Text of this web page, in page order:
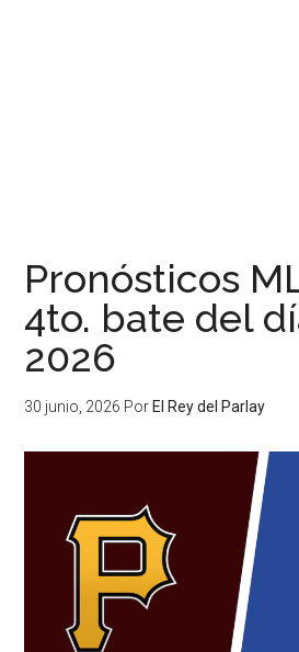
Pronósticos
4to. bate del
2026
30 junio, 2026 Por El Rey del Parlay